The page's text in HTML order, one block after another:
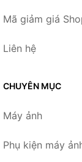
Mã giảm giá
Liên hệ
CHUYÊN MỤC
Máy ảnh
Phụ kiện máy